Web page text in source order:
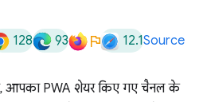
128 93 12.1Source
आपका PWA शेयर किए गए चैनल के